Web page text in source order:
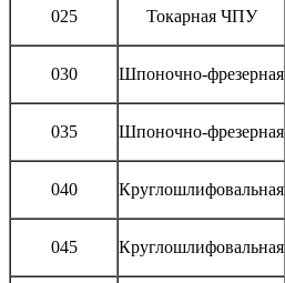
025 Токарная ЧПУ
030 Шпоночно-фрезерная
035 Шпоночно-фрезерная
040 Круглошлифовальная
045 Круглошлифовальная